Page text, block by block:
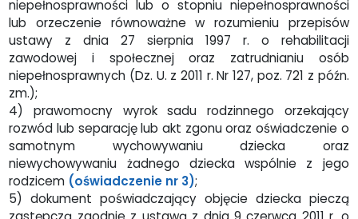
niepełnosprawności lub o stopniu niepełnosprawności
lub orzeczenie równoważne w rozumieniu przepisów
ustawy z dnia 27 sierpnia 1997 r. o rehabilitacji
zawodowej i społecznej oraz zatrudnianiu osób
niepełnosprawnych (Dz. U. z 2011 r. Nr 127, poz. 721 z późn.
zm.);
4) prawomocny wyrok sadu rodzinnego orzekający
rozwód lub separację lub akt zgonu oraz oświadczenie o
samotnym wychowywaniu dziecka oraz
niewychowywaniu żadnego dziecka wspólnie z jego
rodzicem (oświadczenie nr 3);
5) dokument poświadczający objęcie dziecka pieczą